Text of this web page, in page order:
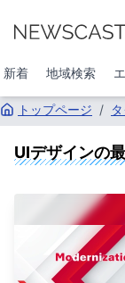
新着 地域検索
トップページ /
UIデザインの